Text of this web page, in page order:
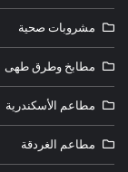
مشروبات صحية
مطابخ وطرق طهى
مطاعم الأسكندرية
مطاعم الغردقة